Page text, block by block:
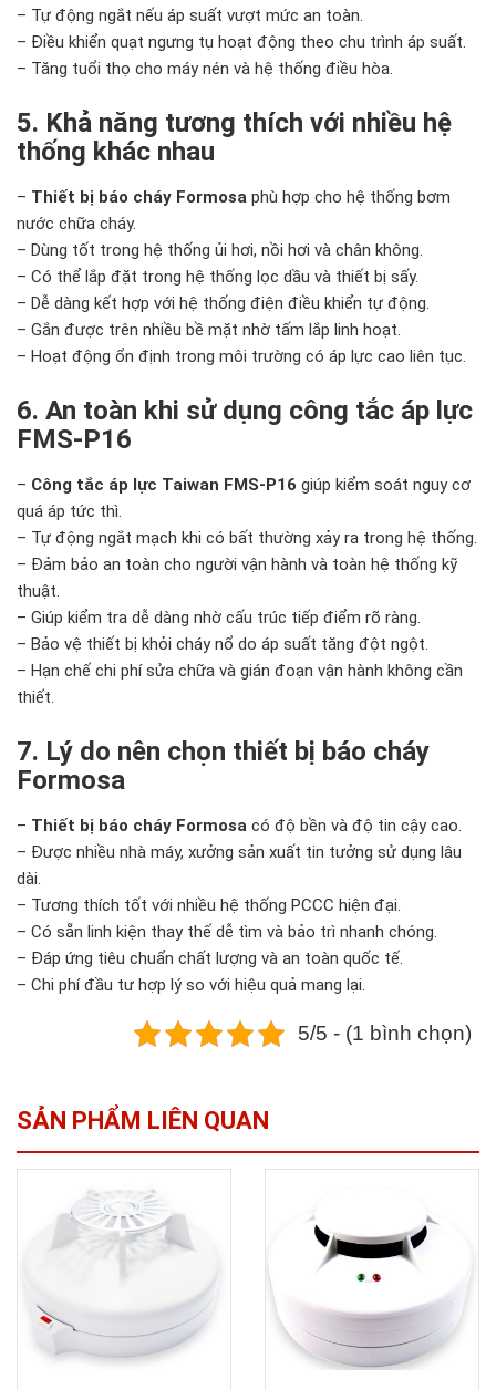
– Tự động ngắt nếu áp suất vượt mức an toàn.
– Điều khiển quạt ngưng tụ hoạt động theo chu trình áp suất.
– Tăng tuổi thọ cho máy nén và hệ thống điều hòa.
5. Khả năng tương thích với nhiều hệ
thống khác nhau
– Thiết bị báo cháy Formosa phù hợp cho hệ thống bơm
nước chữa cháy.
– Dùng tốt trong hệ thống ủi hơi, nồi hơi và chân không.
– Có thể lắp đặt trong hệ thống lọc dầu và thiết bị sấy.
– Dễ dàng kết hợp với hệ thống điện điều khiển tự động.
– Gắn được trên nhiều bề mặt nhờ tấm lắp linh hoạt.
– Hoạt động ổn định trong môi trường có áp lực cao liên tục.
6. An toàn khi sử dụng công tắc áp lực
FMS-P16
– Công tắc áp lực Taiwan FMS-P16 giúp kiểm soát nguy cơ
quá áp tức thì.
– Tự động ngắt mạch khi có bất thường xảy ra trong hệ thống.
– Đảm bảo an toàn cho người vận hành và toàn hệ thống kỹ
thuật.
– Giúp kiểm tra dễ dàng nhờ cấu trúc tiếp điểm rõ ràng.
– Bảo vệ thiết bị khỏi cháy nổ do áp suất tăng đột ngột.
– Hạn chế chi phí sửa chữa và gián đoạn vận hành không cần
thiết.
7. Lý do nên chọn thiết bị báo cháy
Formosa
– Thiết bị báo cháy Formosa có độ bền và độ tin cậy cao.
– Được nhiều nhà máy, xưởng sản xuất tin tưởng sử dụng lâu
dài.
– Tương thích tốt với nhiều hệ thống PCCC hiện đại.
– Có sẵn linh kiện thay thế dễ tìm và bảo trì nhanh chóng.
– Đáp ứng tiêu chuẩn chất lượng và an toàn quốc tế.
– Chi phí đầu tư hợp lý so với hiệu quả mang lại.
5/5 - (1 bình chọn)
SẢN PHẨM LIÊN QUAN